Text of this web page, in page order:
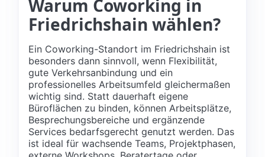
Warum Coworking in
Friedrichshain wählen?
Ein Coworking-Standort im Friedrichshain ist
besonders dann sinnvoll, wenn Flexibilität,
gute Verkehrsanbindung und ein
professionelles Arbeitsumfeld gleichermaßen
wichtig sind. Statt dauerhaft eigene
Büroflächen zu binden, können Arbeitsplätze,
Besprechungsbereiche und ergänzende
Services bedarfsgerecht genutzt werden. Das
ist ideal für wachsende Teams, Projektphasen,